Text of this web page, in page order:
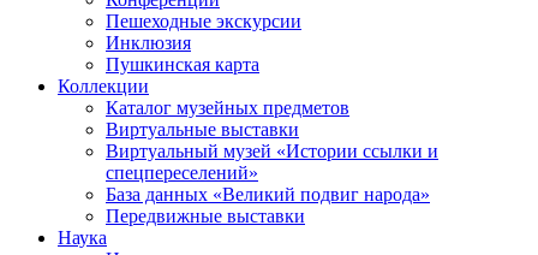
Пешеходные экскурсии
Инклюзия
Пушкинская карта
Коллекции
Каталог музейных предметов
Виртуальные выставки
Виртуальный музей «Истории ссылки и
спецпереселений»
База данных «Великий подвиг народа»
Передвижные выставки
Наука